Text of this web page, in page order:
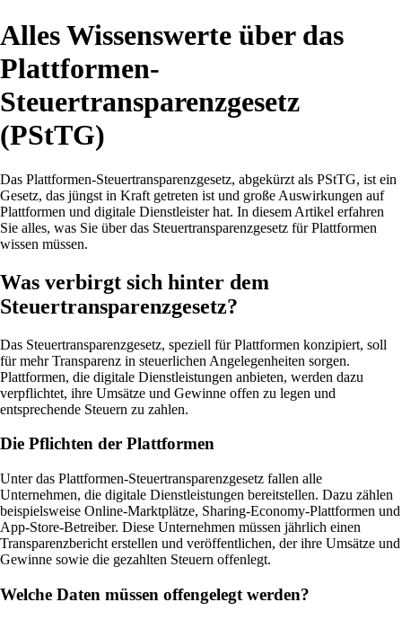
Alles Wissenswerte über das
Plattformen-
Steuertransparenzgesetz
(PStTG)
Das Plattformen-Steuertransparenzgesetz, abgekürzt als PStTG, ist ein
Gesetz, das jüngst in Kraft getreten ist und große Auswirkungen auf
Plattformen und digitale Dienstleister hat. In diesem Artikel erfahren
Sie alles, was Sie über das Steuertransparenzgesetz für Plattformen
wissen müssen.
Was verbirgt sich hinter dem
Steuertransparenzgesetz?
Das Steuertransparenzgesetz, speziell für Plattformen konzipiert, soll
für mehr Transparenz in steuerlichen Angelegenheiten sorgen.
Plattformen, die digitale Dienstleistungen anbieten, werden dazu
verpflichtet, ihre Umsätze und Gewinne offen zu legen und
entsprechende Steuern zu zahlen.
Die Pflichten der Plattformen
Unter das Plattformen-Steuertransparenzgesetz fallen alle
Unternehmen, die digitale Dienstleistungen bereitstellen. Dazu zählen
beispielsweise Online-Marktplätze, Sharing-Economy-Plattformen und
App-Store-Betreiber. Diese Unternehmen müssen jährlich einen
Transparenzbericht erstellen und veröffentlichen, der ihre Umsätze und
Gewinne sowie die gezahlten Steuern offenlegt.
Welche Daten müssen offengelegt werden?